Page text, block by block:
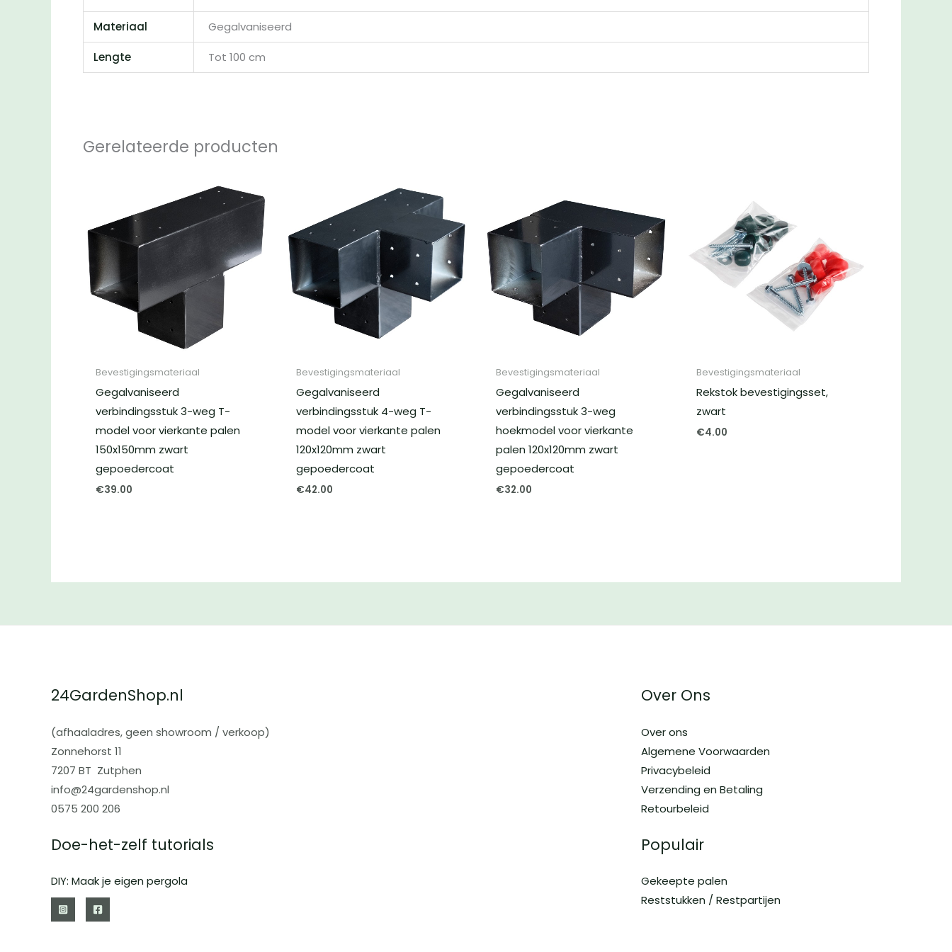
Materiaal Gegalvaniseerd
Lengte Tot 100 cm
Gerelateerde producten
Bevestigingsmateriaal
Gegalvaniseerd
verbindingsstuk 3-weg T-
model voor vierkante palen
150x150mm zwart
gepoedercoat
€39.00
Bevestigingsmateriaal
Gegalvaniseerd
verbindingsstuk 4-weg T-
model voor vierkante palen
120x120mm zwart
gepoedercoat
€42.00
Bevestigingsmateriaal
Gegalvaniseerd
verbindingsstuk 3-weg
hoekmodel voor vierkante
palen 120x120mm zwart
gepoedercoat
€32.00
Bevestigingsmateriaal
Rekstok bevestigingsset,
zwart
€4.00
24GardenShop.nl
(afhaaladres, geen showroom / verkoop)
Zonnehorst 11
7207 BT Zutphen
info@24gardenshop.nl
0575 200 206
Doe-het-zelf tutorials
DIY: Maak je eigen pergola
Over Ons
Over ons
Algemene Voorwaarden
Privacybeleid
Verzending en Betaling
Retourbeleid
Populair
Gekeepte palen
Reststukken / Restpartijen